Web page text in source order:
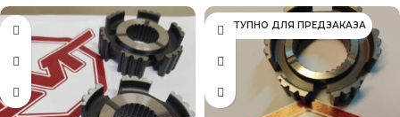
ДОСТУПНО ДЛЯ ПРЕДЗАКАЗА